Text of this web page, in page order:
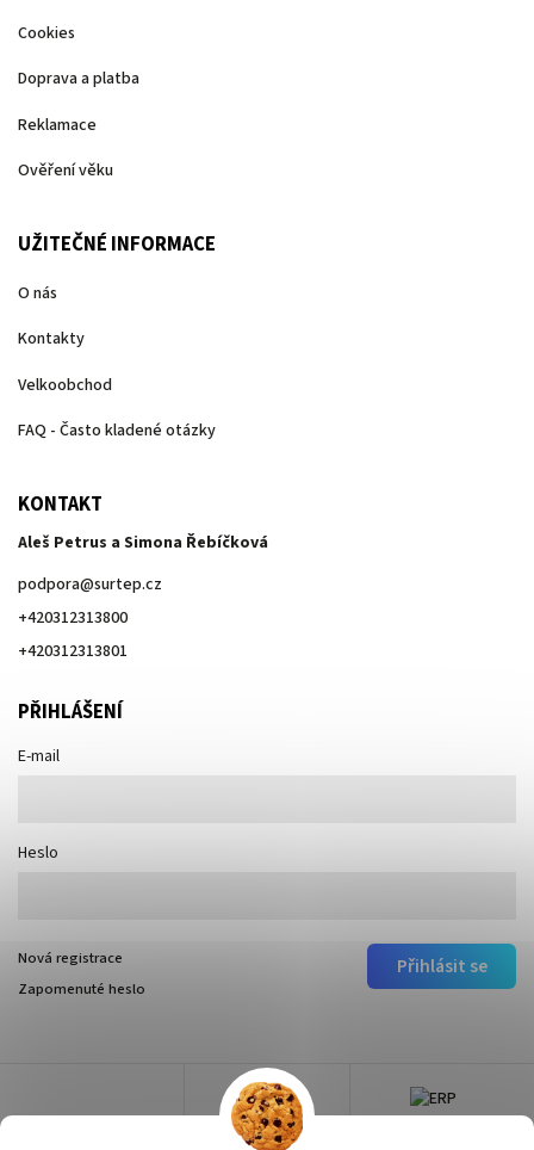
Cookies
Doprava a platba
Reklamace
Ověření věku
UŽITEČNÉ INFORMACE
O nás
Kontakty
Velkoobchod
FAQ - Často kladené otázky
KONTAKT
Aleš Petrus a Simona Řebíčková
podpora@surtep.cz
+420312313800
+420312313801
PŘIHLÁŠENÍ
E-mail
Heslo
Přihlásit se
Nová registrace
Zapomenuté heslo